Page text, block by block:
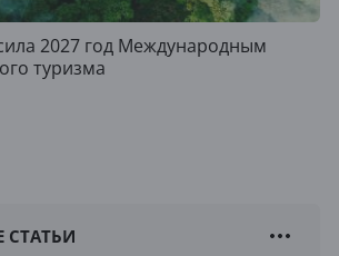
2027 год Международным
туризма
СТАТЬИ